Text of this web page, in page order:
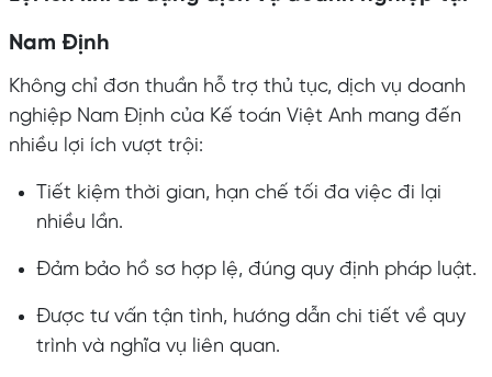
Nam Định
Không chỉ đơn thuần hỗ trợ thủ tục, dịch vụ doanh
nghiệp Nam Định của Kế toán Việt Anh mang đến
nhiều lợi ích vượt trội:
Tiết kiệm thời gian, hạn chế tối đa việc đi lại
nhiều lần.
Đảm bảo hồ sơ hợp lệ, đúng quy định pháp luật.
Được tư vấn tận tình, hướng dẫn chi tiết về quy
trình và nghĩa vụ liên quan.